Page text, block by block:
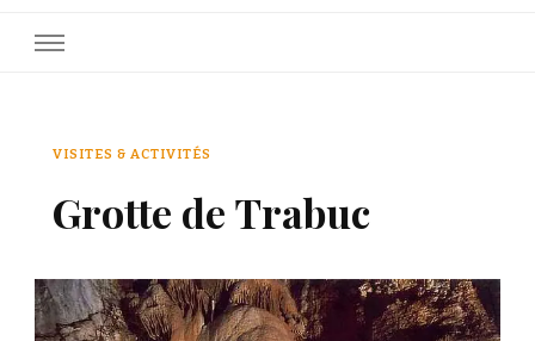
VISITES & ACTIVITÉS
Grotte de Trabuc